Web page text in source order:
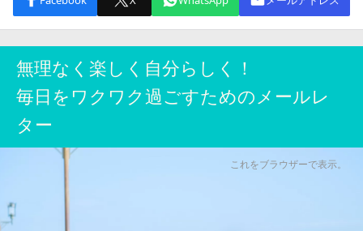
無理なく楽しく自分らしく！
毎日をワクワク過ごすためのメールレ
ター
これをブラウザーで表示。